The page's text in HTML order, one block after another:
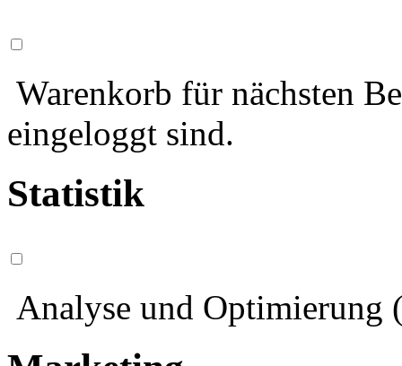
Warenkorb für nächsten
eingeloggt sind.
Statistik
Analyse und Optimierung